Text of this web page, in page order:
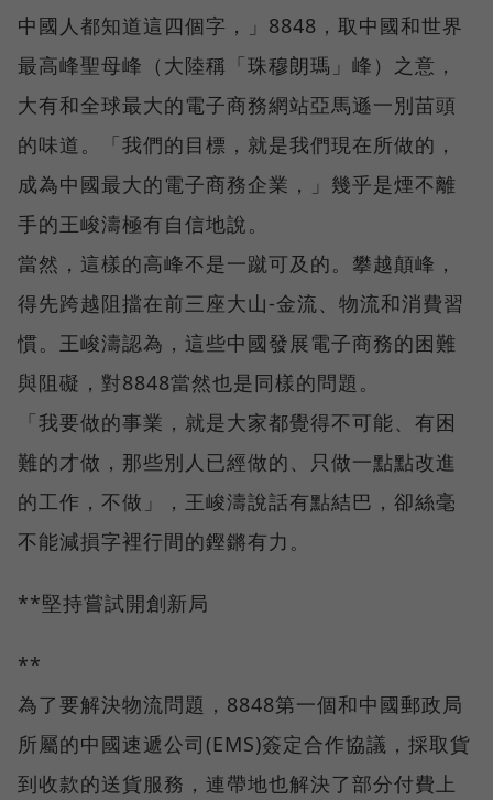
中國人都知道這四個字，」8848，取中國和世界
最高峰聖母峰（大陸稱「珠穆朗瑪」峰）之意，
大有和全球最大的電子商務網站亞馬遜一別苗頭
的味道。「我們的目標，就是我們現在所做的，
成為中國最大的電子商務企業，」幾乎是煙不離
手的王峻濤極有自信地說。
當然，這樣的高峰不是一蹴可及的。攀越顛峰，
得先跨越阻擋在前三座大山-金流、物流和消費習
慣。王峻濤認為，這些中國發展電子商務的困難
與阻礙，對8848當然也是同樣的問題。
「我要做的事業，就是大家都覺得不可能、有困
難的才做，那些別人已經做的、只做一點點改進
的工作，不做」，王峻濤說話有點結巴，卻絲毫
不能減損字裡行間的鏗鏘有力。
**堅持嘗試開創新局
**
為了要解決物流問題，8848第一個和中國郵政局
所屬的中國速遞公司(EMS)簽定合作協議，採取貨
到收款的送貨服務，連帶地也解決了部分付費上